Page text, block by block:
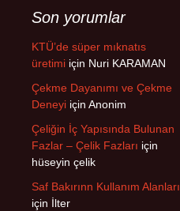
Son yorumlar
KTÜ’de süper mıknatıs
üretimi için Nuri KARAMAN
Çekme Dayanımı ve Çekme
Deneyi için Anonim
Çeliğin İç Yapısında Bulunan
Fazlar – Çelik Fazları için
hüseyin çelik
Saf Bakırınn Kullanım Alanları
için İlter